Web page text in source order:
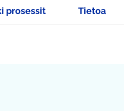
prosessit Tietoa